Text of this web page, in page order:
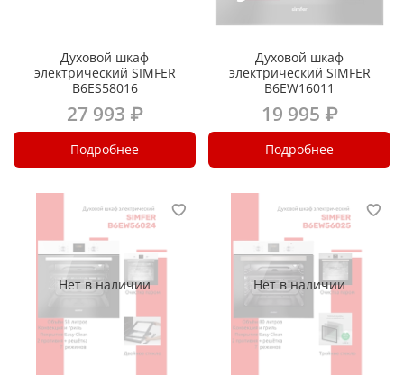
Духовой шкаф
электрический SIMFER
B6ES58016
27 993 ₽
Подробнее
Духовой шкаф
электрический SIMFER
B6EW16011
19 995 ₽
Подробнее
Нет в наличии Нет в наличии